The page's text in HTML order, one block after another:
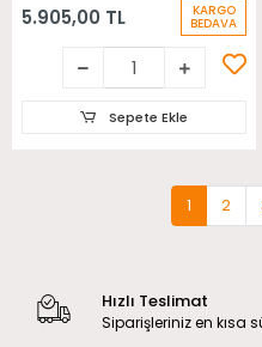
5.905,00 TL KARGO
BEDAVA
Sepete Ekle
1 2
Hızlı Teslimat
Siparişleriniz en kısa